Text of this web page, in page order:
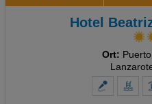
Hotel
Ort: